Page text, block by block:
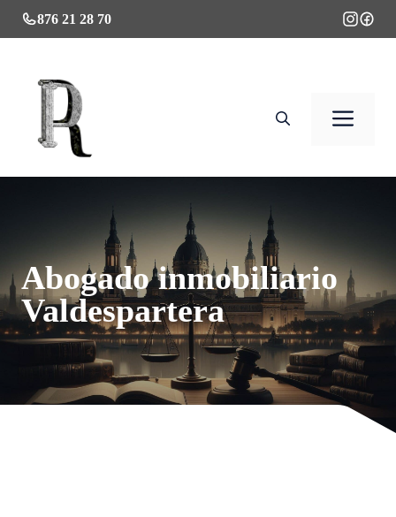
Saltar
al
876 21 28 70
Abogado inmobiliario
Valdespartera